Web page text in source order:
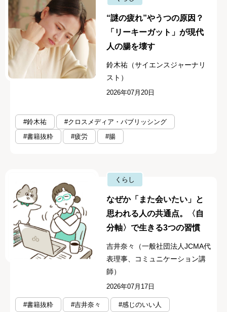
“謎の疲れ”やうつの原因？
「リーキーガット」が現代
人の腸を壊す
鈴木祐（サイエンスジャーナリ
スト）
2026年07月20日
#鈴木祐
#クロスメディア・パブリッシング
#書籍抜粋
#疲労 #腸
くらし
なぜか「また会いたい」と
思われる人の共通点。〈自
分軸〉で生きる3つの習慣
吉井奈々（一般社団法人JCMA代
表理事、コミュニケーション講
師）
2026年07月17日
#書籍抜粋 #吉井奈々 #感じのいい人